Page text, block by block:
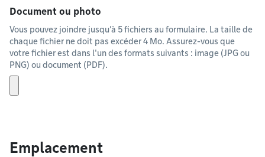
Document ou photo
Vous pouvez joindre jusqu’à 5 fichiers au formulaire. La taille de
chaque fichier ne doit pas excéder 4 Mo. Assurez-vous que
votre fichier est dans l'un des formats suivants : image (JPG ou
PNG) ou document (PDF).
Emplacement